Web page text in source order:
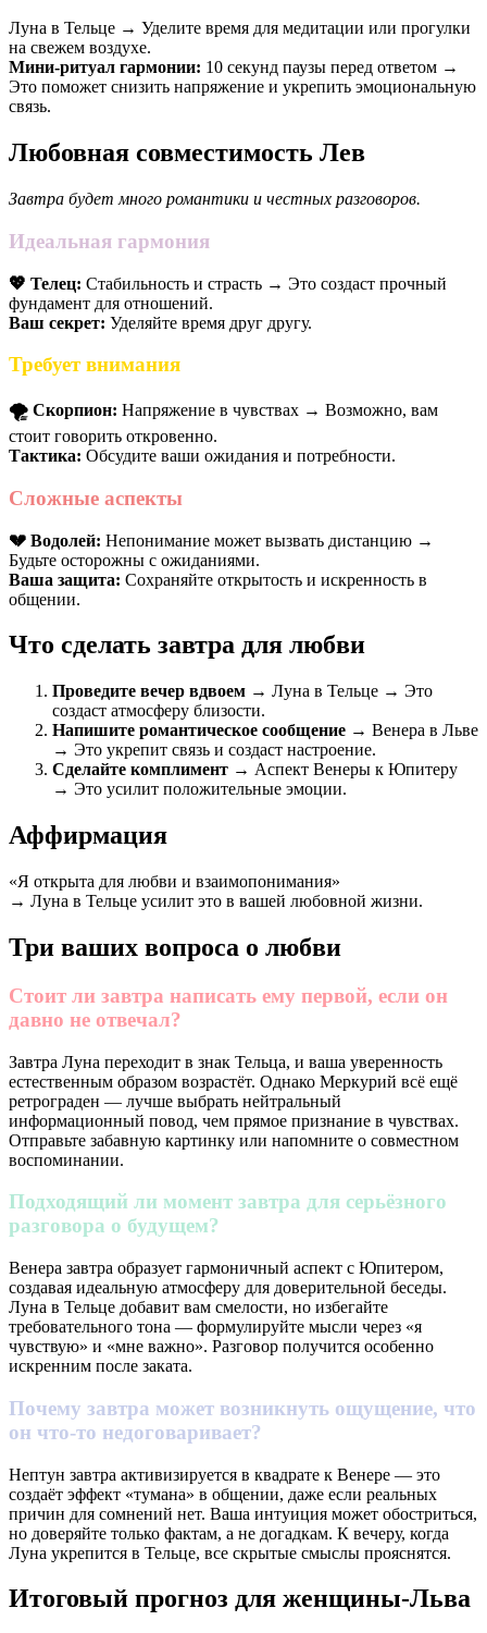
Луна в Тельце → Уделите время для медитации или прогулки
на свежем воздухе.
Мини-ритуал гармонии: 10 секунд паузы перед ответом →
Это поможет снизить напряжение и укрепить эмоциональную
связь.
Любовная совместимость Лев
Завтра будет много романтики и честных разговоров.
Идеальная гармония
💖 Телец: Стабильность и страсть → Это создаст прочный
фундамент для отношений.
Ваш секрет: Уделяйте время друг другу.
Требует внимания
🌪️ Скорпион: Напряжение в чувствах → Возможно, вам
стоит говорить откровенно.
Тактика: Обсудите ваши ожидания и потребности.
Сложные аспекты
💔 Водолей: Непонимание может вызвать дистанцию →
Будьте осторожны с ожиданиями.
Ваша защита: Сохраняйте открытость и искренность в
общении.
Что сделать завтра для любви
Проведите вечер вдвоем → Луна в Тельце → Это
создаст атмосферу близости.
Напишите романтическое сообщение → Венера в Льве
→ Это укрепит связь и создаст настроение.
Сделайте комплимент → Аспект Венеры к Юпитеру
→ Это усилит положительные эмоции.
Аффирмация
«Я открыта для любви и взаимопонимания»
→ Луна в Тельце усилит это в вашей любовной жизни.
Три ваших вопроса о любви
Стоит ли завтра написать ему первой, если он
давно не отвечал?
Завтра Луна переходит в знак Тельца, и ваша уверенность
естественным образом возрастёт. Однако Меркурий всё ещё
ретрограден — лучше выбрать нейтральный
информационный повод, чем прямое признание в чувствах.
Отправьте забавную картинку или напомните о совместном
воспоминании.
Подходящий ли момент завтра для серьёзного
разговора о будущем?
Венера завтра образует гармоничный аспект с Юпитером,
создавая идеальную атмосферу для доверительной беседы.
Луна в Тельце добавит вам смелости, но избегайте
требовательного тона — формулируйте мысли через «я
чувствую» и «мне важно». Разговор получится особенно
искренним после заката.
Почему завтра может возникнуть ощущение, что
он что-то недоговаривает?
Нептун завтра активизируется в квадрате к Венере — это
создаёт эффект «тумана» в общении, даже если реальных
причин для сомнений нет. Ваша интуиция может обостриться,
но доверяйте только фактам, а не догадкам. К вечеру, когда
Луна укрепится в Тельце, все скрытые смыслы прояснятся.
Итоговый прогноз для женщины-Льва